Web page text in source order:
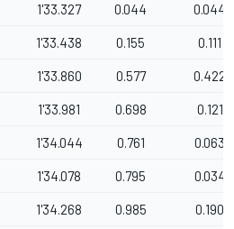
1'33.327 0.044 0.044
1'33.438 0.155 0.111
1'33.860 0.577 0.422
1'33.981 0.698 0.121
1'34.044 0.761 0.063
1'34.078 0.795 0.034
1'34.268 0.985 0.190